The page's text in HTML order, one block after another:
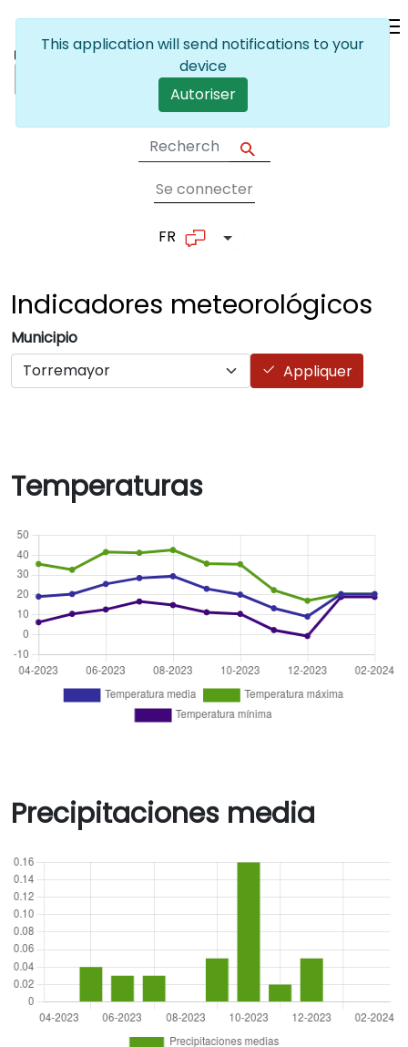
User account
Se connecter
FR List additional actions
Indicadores meteorológicos
Municipio
Appliquer
Temperaturas
Precipitaciones media
This application will send notifications to your
device
Autoriser